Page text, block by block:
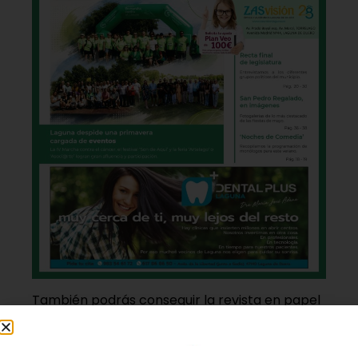
También podrás conseguir la revista en papel